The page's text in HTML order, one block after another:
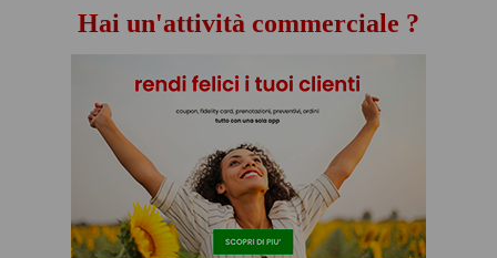
Hai un'attività commerciale ?